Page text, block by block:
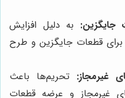
جایگزین: به دلیل افزایش
قطعات جایگزین و طرح
غیرمجاز: تحریم‌ها باعث
غیرمجاز و عرضه قطعات